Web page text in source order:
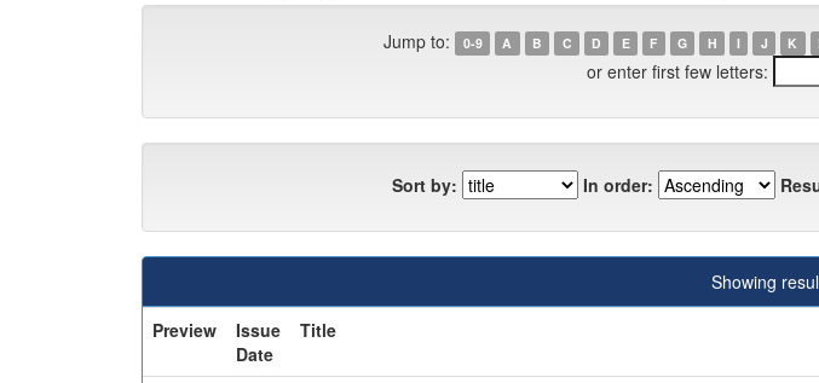
Jump to: 0-9 A B C D E F G H I J K
or enter first few letters:
Sort by: In order:
Showing
Preview
Issue
Date
Title